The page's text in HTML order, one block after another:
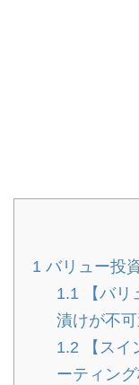
1 バリュー投
1.1 【バ
漬けが不
1.2 【ス
ーティン